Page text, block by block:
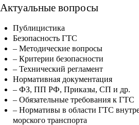
Актуальные вопросы
Публицистика
Безопасность ГТС
– Методические вопросы
– Критерии безопасности
– Технический регламент
Нормативная документация
– ФЗ, ПП РФ, Приказы, СП и др.
– Обязательные требования к ГТС
– Нормативы в области ГТС
морского транспорта